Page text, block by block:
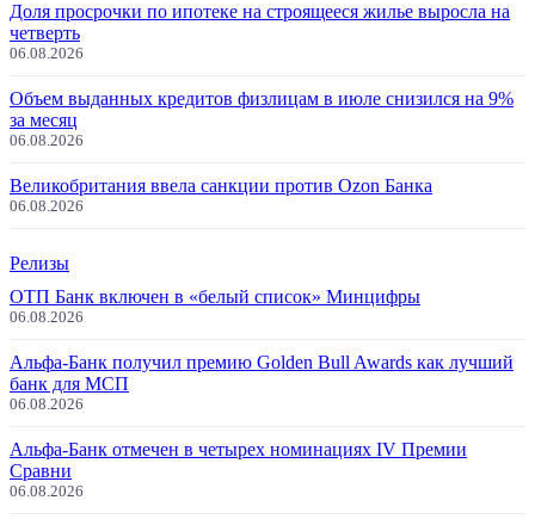
Доля просрочки по ипотеке на строящееся жилье выросла на
четверть
06.08.2026
Объем выданных кредитов физлицам в июле снизился на 9%
за месяц
06.08.2026
Великобритания ввела санкции против Ozon Банка
06.08.2026
Релизы
ОТП Банк включен в «белый список» Минцифры
06.08.2026
Альфа-Банк получил премию Golden Bull Awards как лучший
банк для МСП
06.08.2026
Альфа-Банк отмечен в четырех номинациях IV Премии
Сравни
06.08.2026